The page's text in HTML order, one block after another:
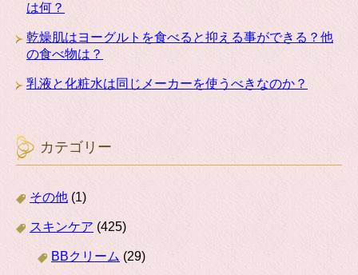
は何？
乾燥肌はヨーグルトを食べると抑える事ができる？他
の食べ物は？
乳液と化粧水は同じメーカーを使うべきなのか？
カテゴリー
その他 (1)
スキンケア (425)
BBクリーム (29)